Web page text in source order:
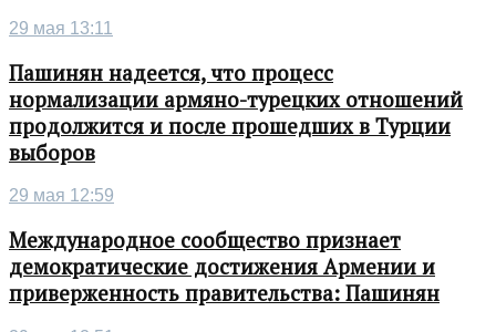
29 мая 13:11
Пашинян надеется, что процесс
нормализации армяно-турецких отношений
продолжится и после прошедших в Турции
выборов
29 мая 12:59
Международное сообщество признает
демократические достижения Армении и
приверженность правительства: Пашинян